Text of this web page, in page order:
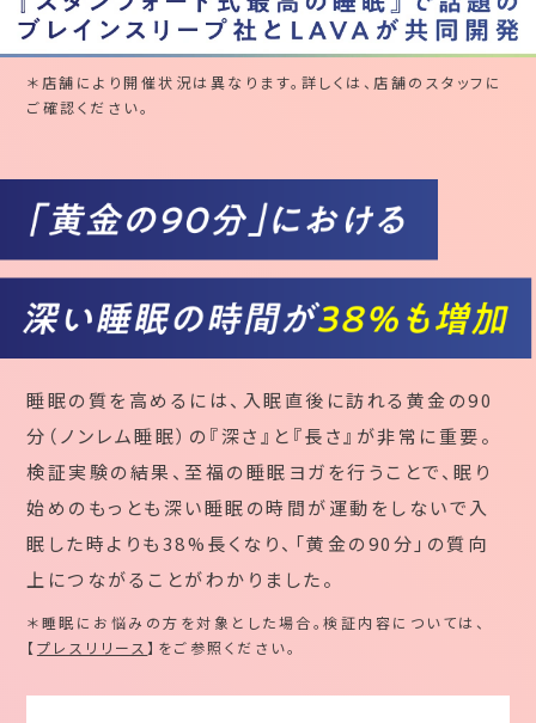
＊店舗により開催状況は異なります。詳しくは、店舗のスタッフに
ご確認ください。
睡眠の質を高めるには、入眠直後に訪れる黄金の90
分（ノンレム睡眠）の『深さ』と『長さ』が非常に重要。
検証実験の結果、至福の睡眠ヨガを行うことで、眠り
始めのもっとも深い睡眠の時間が運動をしないで入
眠した時よりも38%長くなり、「黄金の90分」の質向
上につながることがわかりました。
＊睡眠にお悩みの方を対象とした場合。検証内容については、
【プレスリリース】をご参照ください。